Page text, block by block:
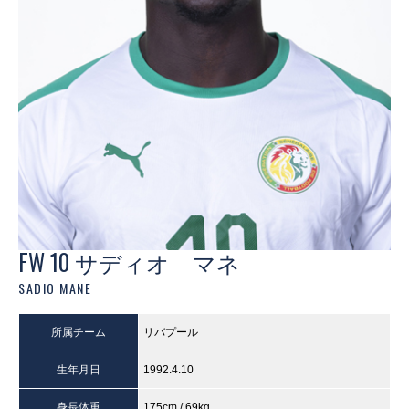
FW 10 サディオ マネ
SADIO MANE
所属チーム リバプール
生年月日 1992.4.10